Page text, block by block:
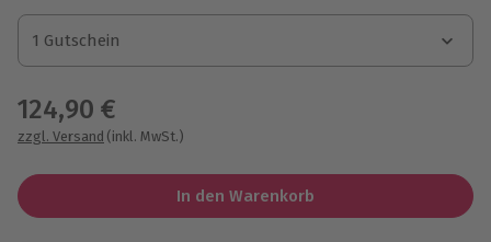
1 Gutschein
1 Gutschein
1 Gutschein
124,90 €
zzgl. Versand (inkl. MwSt.)
In den Warenkorb